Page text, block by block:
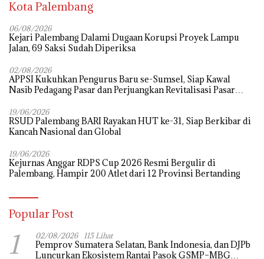
Kota Palembang
06/08/2026
Kejari Palembang Dalami Dugaan Korupsi Proyek Lampu
Jalan, 69 Saksi Sudah Diperiksa
02/08/2026
APPSI Kukuhkan Pengurus Baru se-Sumsel, Siap Kawal
Nasib Pedagang Pasar dan Perjuangkan Revitalisasi Pasar
19/06/2026
RSUD Palembang BARI Rayakan HUT ke-31, Siap Berkibar di
Kancah Nasional dan Global
19/06/2026
Kejurnas Anggar RDPS Cup 2026 Resmi Bergulir di
Palembang, Hampir 200 Atlet dari 12 Provinsi Bertanding
Popular Post
1 02/08/2026 115 Lihat
Pemprov Sumatera Selatan, Bank Indonesia, dan DJPb
Luncurkan Ekosistem Rantai Pasok GSMP–MBG